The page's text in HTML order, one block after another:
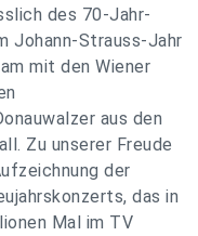
des 70-Jahr-
Johann-Strauss-Jahr
mit den Wiener
aus den
Zu unserer Freude
der
das in
Mal im TV